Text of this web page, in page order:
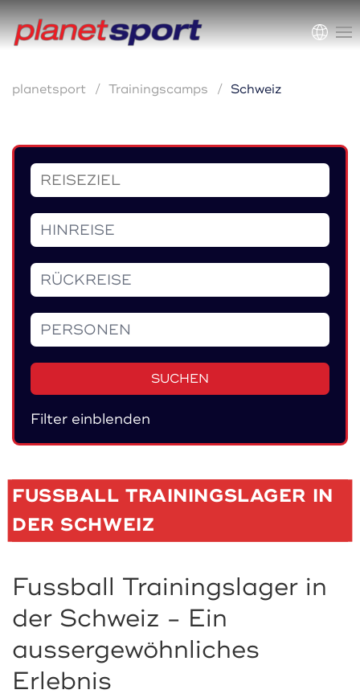
planetsport Trainingscamps Schweiz
SUCHEN
Filter einblenden
FUSSBALL TRAININGSLAGER IN
DER SCHWEIZ
Fussball Trainingslager in
der Schweiz - Ein
aussergewöhnliches
Erlebnis